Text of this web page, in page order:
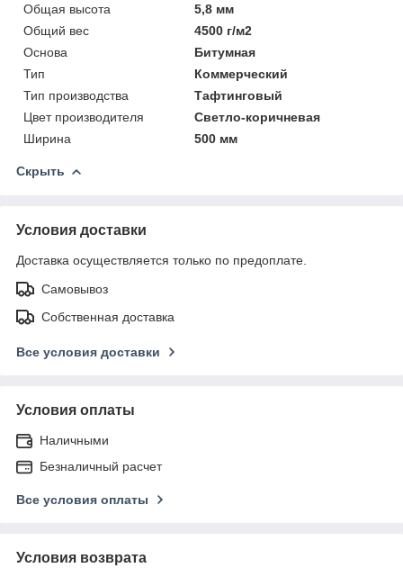
Общая высота
5,8 мм
Общий вес
4500 г/м2
Основа
Битумная
Тип
Коммерческий
Тип производства
Тафтинговый
Цвет производителя
Светло-коричневая
Ширина
500 мм
Скрыть
Условия доставки
Доставка осуществляется только по предоплате.
Самовывоз
Собственная доставка
Все условия доставки
Условия оплаты
Наличными
Безналичный расчет
Все условия оплаты
Условия возврата